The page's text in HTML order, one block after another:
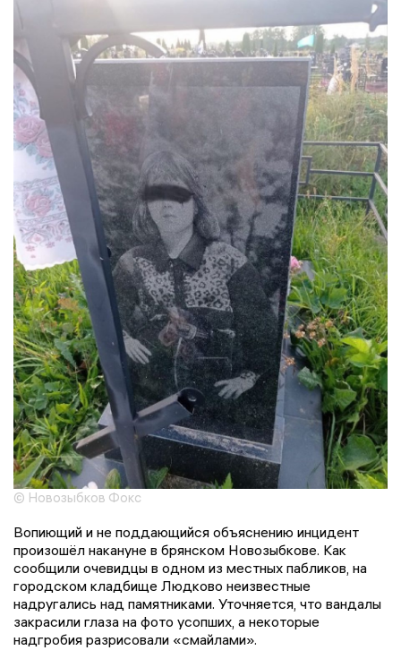
© Новозыбков Фокс
Вопиющий и не поддающийся объяснению инцидент
произошёл накануне в брянском Новозыбкове. Как
сообщили очевидцы в одном из местных пабликов, на
городском кладбище Людково неизвестные
надругались над памятниками. Уточняется, что вандалы
закрасили глаза на фото усопших, а некоторые
надгробия разрисовали «смайлами».